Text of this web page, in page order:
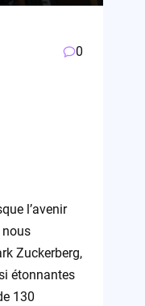
0
l’avenir
nous
Zuckerberg,
étonnantes
130